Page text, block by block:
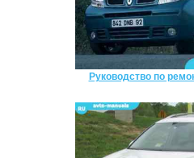
Руководство по